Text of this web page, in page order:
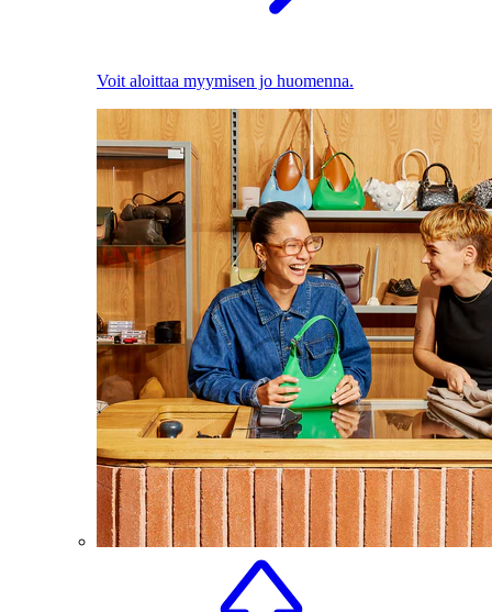
Voit aloittaa myymisen jo huomenna.